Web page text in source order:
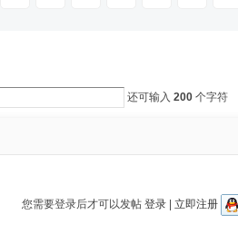
还可输入 200 个字符
您需要登录后才可以发帖 登录| 立即注册